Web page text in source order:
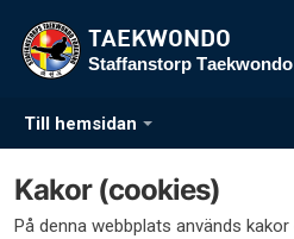
Till hemsidan
TAEKWONDO
Staffanstorp
Kakor (cookies)
På denna webbplats används